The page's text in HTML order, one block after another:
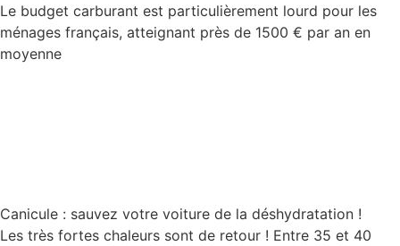
Le budget carburant est particulièrement lourd pour les
ménages français, atteignant près de 1500 € par an en
moyenne
Canicule : sauvez votre voiture de la déshydratation !
Les très fortes chaleurs sont de retour ! Entre 35 et 40